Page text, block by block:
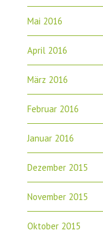
Mai 2016
April 2016
März 2016
Februar 2016
Januar 2016
Dezember 2015
November 2015
Oktober 2015